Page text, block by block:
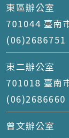
東區辦公室
701044 臺南
(06)2686751
東二辦公室
701018 臺南
(06)2686660
曾文辦公室